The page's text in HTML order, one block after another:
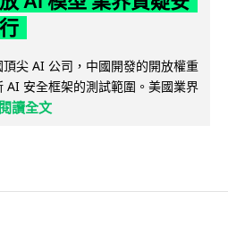
尖 AI 公司，中國開發的開放權重
AI 安全框架的測試範圍。美國業界
閱讀全文